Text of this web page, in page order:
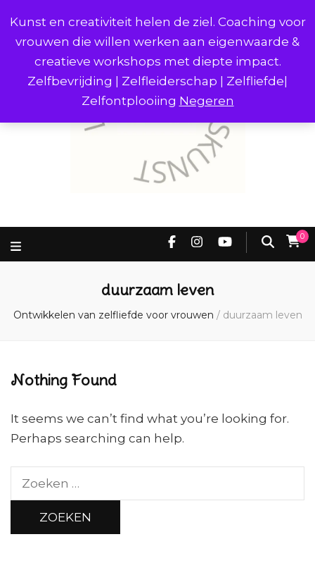
Kunst en creativiteit helen de ziel. Coaching voor
vrouwen die willen werken aan eigenwaarde &
creatieve workshops met diepte impact.
Zelfbevrijding | Zelfleiderschap | Zelfliefde|
Zelfontplooiing Negeren
0
duurzaam leven
Ontwikkelen van zelfliefde voor vrouwen / duurzaam leven
Nothing Found
It seems we can’t find what you’re looking for.
Perhaps searching can help.
Zoeken